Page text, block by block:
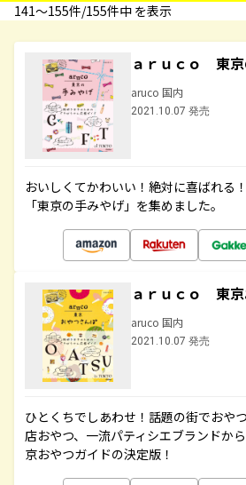
141〜155件/155件中 を表示
ａｒｕｃｏ 東
aruco 国内
2021.10.07 発売
おいしくてかわいい！絶対に喜ばれる
「東京の手みやげ」を集めました。
ａｒｕｃｏ 東
aruco 国内
2021.10.07 発売
ひとくちでしあわせ！話題の街でおや
店おやつ、一流パティシエブランドか
京おやつガイドの決定版！